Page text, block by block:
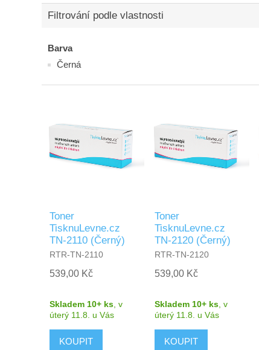
Filtrování podle vlastnosti
Barva
Černá
Toner
TisknuLevne.cz
TN-2110 (Černý)
RTR-TN-2110
539,00 Kč
Skladem 10+ ks ,v
úterý 11.8. u Vás
Toner
TisknuLevne.cz
TN-2120 (Černý)
RTR-TN-2120
539,00 Kč
Skladem 10+ ks ,v
úterý 11.8. u Vás